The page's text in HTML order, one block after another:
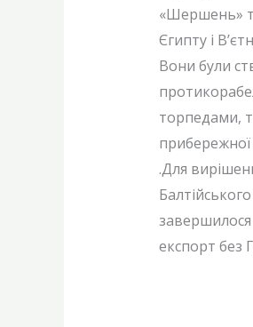
«Шершень»
Єгипту і
Вони були
торпедами,
.Для
експорт без